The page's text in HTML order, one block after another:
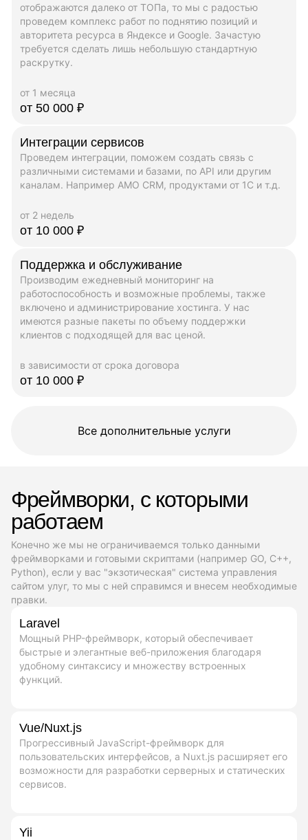
отображаются далеко от ТОПа, то мы с радостью
проведем комплекс работ по поднятию позиций и
авторитета ресурса в Яндексе и Google. Зачастую
требуется сделать лишь небольшую стандартную
раскрутку.
от 1 месяца
от 50 000 ₽
Интеграции сервисов
Проведем интеграции, поможем создать связь с
различными системами и базами, по API или другим
каналам. Например AMO CRM, продуктами от 1C и т.д.
от 2 недель
от 10 000 ₽
Поддержка и обслуживание
Производим ежедневный мониторинг на
работоспособность и возможные проблемы, также
включено и администрирование хостинга. У нас
имеются разные пакеты по объему поддержки
клиентов с подходящей для вас ценой.
в зависимости от срока договора
от 10 000 ₽
Все дополнительные услуги
Фреймворки, с которыми
работаем
Конечно же мы не ограничиваемся только данными
фреймворками и готовыми скриптами (например GO, C++,
Python), если у вас "экзотическая" система управления
сайтом улуг, то мы с ней справимся и внесем необходимые
правки.
Laravel
Мощный PHP-фреймворк, который обеспечивает
быстрые и элегантные веб-приложения благодаря
удобному синтаксису и множеству встроенных
функций.
Vue/Nuxt.js
Прогрессивный JavaScript-фреймворк для
пользовательских интерфейсов, а Nuxt.js расширяет его
возможности для разработки серверных и статических
сервисов.
Yii